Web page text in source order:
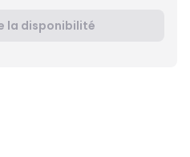
la disponibilité